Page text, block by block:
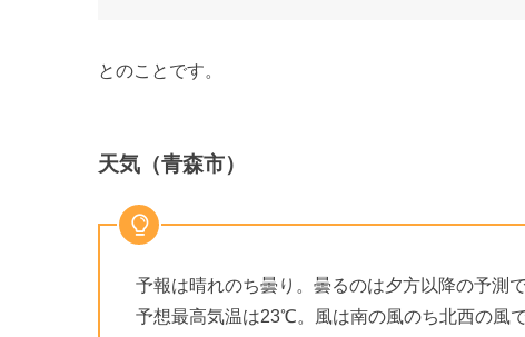
とのことです。
天気（青森市）
予報は晴れのち曇り。曇るのは夕方以降の予測で
予想最高気温は23℃。風は南の風のち北西の風